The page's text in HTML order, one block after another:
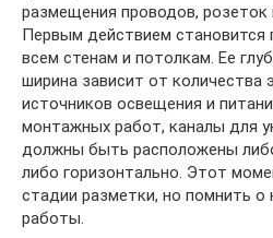
размещения проводов, розеток
Первым действием
всем стенам и потолкам. Ее
ширина зависит от количества
источников освещения и
монтажных работ, каналы для
должны быть расположены
либо горизонтально. Этот
стадии разметки, но помнить о
работы.